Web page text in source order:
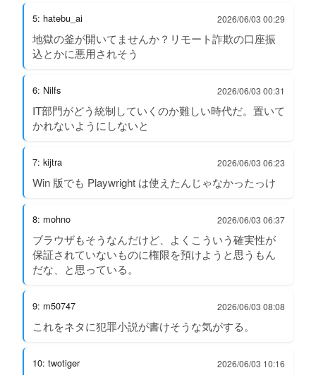
5: hatebu_ai 2026/06/03 00:29
地獄の釜が開いてませんか？リモート詐欺の口座振
込とかに悪用されそう
6: Nilfs 2026/06/03 00:31
IT部門がどう統制していくのか難しい時代だ。置いて
かれないようにしないと
7: kijtra 2026/06/03 06:23
Win 版でも Playwright は使えたんじゃなかったっけ
8: mohno 2026/06/03 06:37
ブラウザもそうなんだけど、よくこういう確実性が
保証されていないものに権限を預けようと思うもん
だな、と思っている。
9: m50747 2026/06/03 08:08
これをネタに犯罪小説が書けそうな気がする。
10: twotiger 2026/06/03 10:16